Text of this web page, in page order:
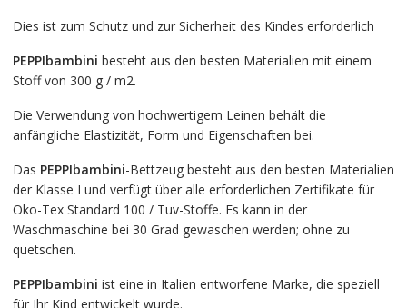
Dies ist zum Schutz und zur Sicherheit des Kindes erforderlich
PEPPIbambini besteht aus den besten Materialien mit einem
Stoff von 300 g / m2.
Die Verwendung von hochwertigem Leinen behält die
anfängliche Elastizität, Form und Eigenschaften bei.
Das PEPPIbambini-Bettzeug besteht aus den besten Materialien
der Klasse I und verfügt über alle erforderlichen Zertifikate für
Oko-Tex Standard 100 / Tuv-Stoffe. Es kann in der
Waschmaschine bei 30 Grad gewaschen werden; ohne zu
quetschen.
PEPPIbambini ist eine in Italien entworfene Marke, die speziell
für Ihr Kind entwickelt wurde.